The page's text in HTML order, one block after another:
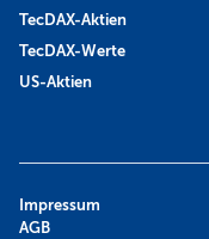
TecDAX-Aktien
TecDAX-Werte
US-Aktien
Impressum
AGB